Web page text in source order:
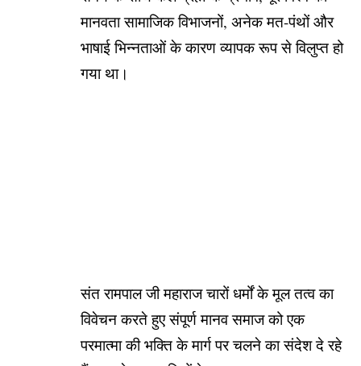
मानवता सामाजिक विभाजनों, अनेक मत-पंथों और
भाषाई भिन्नताओं के कारण व्यापक रूप से विलुप्त हो
गया था।
संत रामपाल जी महाराज चारों धर्मों के मूल तत्व का
विवेचन करते हुए संपूर्ण मानव समाज को एक
परमात्मा की भक्ति के मार्ग पर चलने का संदेश दे रहे